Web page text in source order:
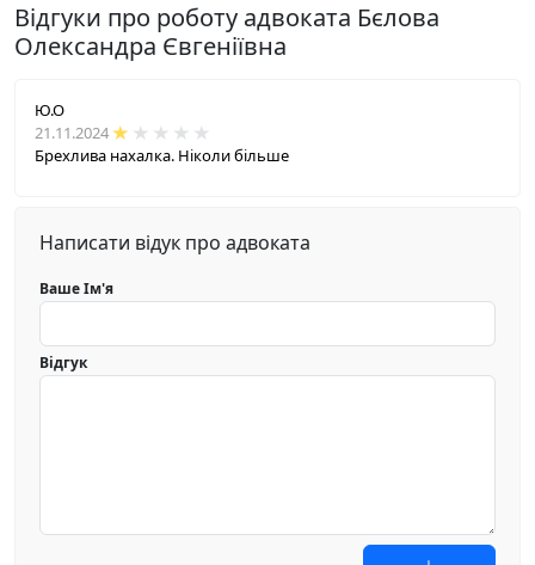
Відгуки про роботу адвоката Бєлова
Олександра Євгеніївна
Ю.О
21.11.2024
Брехлива нахалка. Ніколи більше
Написати відук про адвоката
Ваше Ім'я
Відгук